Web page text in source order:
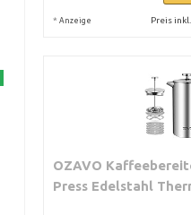
* Anzeige Preis
OZAVO
Press Edelstahl